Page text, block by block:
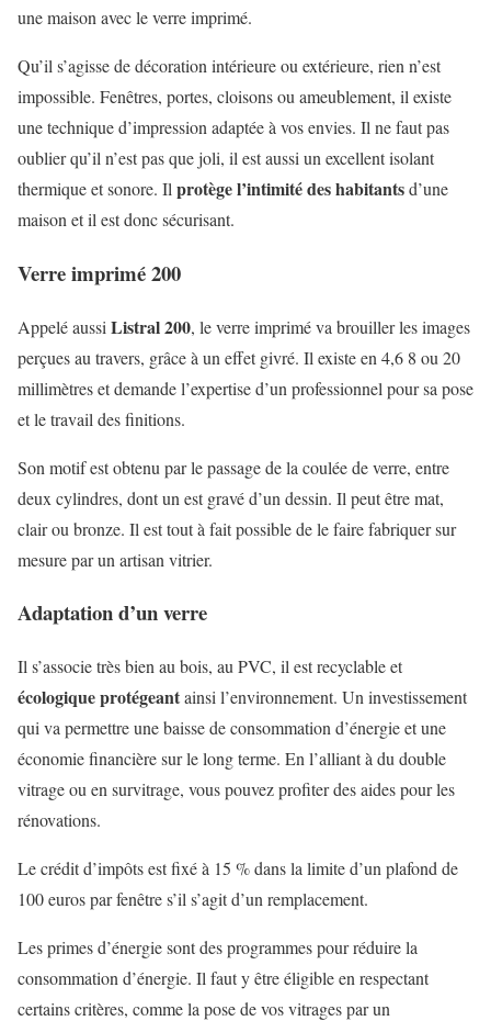
une maison avec le verre imprimé.
Qu’il s’agisse de décoration intérieure ou extérieure, rien n’est
impossible. Fenêtres, portes, cloisons ou ameublement, il existe
une technique d’impression adaptée à vos envies. Il ne faut pas
oublier qu’il n’est pas que joli, il est aussi un excellent isolant
thermique et sonore. Il protège l’intimité des habitantsd’une
maison et il est donc sécurisant.
Verre imprimé 200
Appelé aussi Listral 200, le verre imprimé va brouiller les images
perçues au travers, grâce à un effet givré. Il existe en 4,6 8 ou 20
millimètres et demande l’expertise d’un professionnel pour sa pose
et le travail des finitions.
Son motif est obtenu par le passage de la coulée de verre, entre
deux cylindres, dont un est gravé d’un dessin. Il peut être mat,
clair ou bronze. Il est tout à fait possible de le faire fabriquer sur
mesure par un artisan vitrier.
Adaptation d’un verre
Il s’associe très bien au bois, au PVC, il est recyclable et
écologique protégeantainsi l’environnement. Un investissement
qui va permettre une baisse de consommation d’énergie et une
économie financière sur le long terme. En l’alliant à du double
vitrage ou en survitrage, vous pouvez profiter des aides pour les
rénovations.
Le crédit d’impôts est fixé à 15 % dans la limite d’un plafond de
100 euros par fenêtre s’il s’agit d’un remplacement.
Les primes d’énergie sont des programmes pour réduire la
consommation d’énergie. Il faut y être éligible en respectant
certains critères, comme la pose de vos vitrages par un